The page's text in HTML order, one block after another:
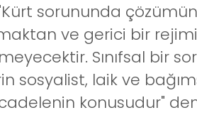
sorununda
ve gerici bir
Sınıfsal bir
sosyalist, laik ve
konusudur"